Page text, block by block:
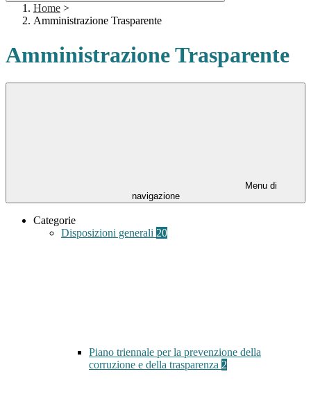
Home >
Amministrazione Trasparente
Amministrazione Trasparente
Menu di
navigazione
Categorie
Disposizioni generali 20
Piano triennale per la prevenzione della
corruzione e della trasparenza 2